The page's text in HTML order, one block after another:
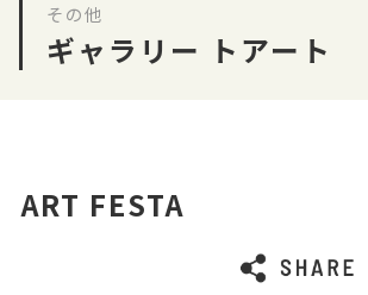
その他
ギャラリー トアート
ART FESTA